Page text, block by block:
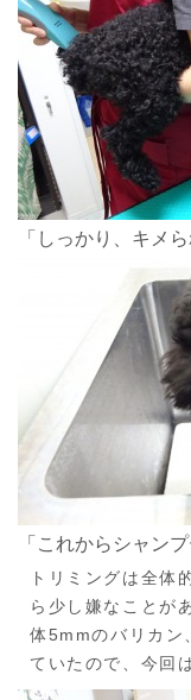
「しっかり、キメ
「これからシャン
トリミングは全体
ら少し嫌なことが
体5mmのバリカン
ていたので、今回